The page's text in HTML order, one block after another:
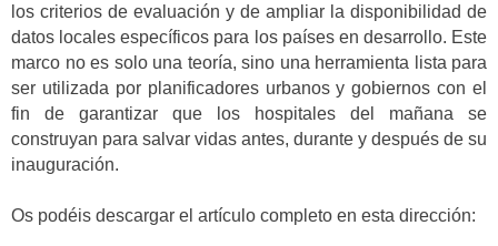
los criterios de evaluación y de ampliar la disponibilidad de
datos locales específicos para los países en desarrollo. Este
marco no es solo una teoría, sino una herramienta lista para
ser utilizada por planificadores urbanos y gobiernos con el
fin de garantizar que los hospitales del mañana se
construyan para salvar vidas antes, durante y después de su
inauguración.
Os podéis descargar el artículo completo en esta dirección: